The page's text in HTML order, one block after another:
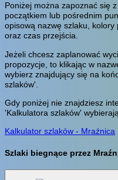
Poniżej można zapoznać się
początkiem lub pośrednim
opisową nazwę szlaku,
oraz czas przejścia.
Jeżeli chcesz zaplanować
propozycje, to klikając w
wybierz znajdujący się na
szlaków'.
Gdy poniżej nie znajdziesz
'Kalkulatora szlaków'
Kalkulator szlaków - Mraźnica
Szlaki biegnące przez